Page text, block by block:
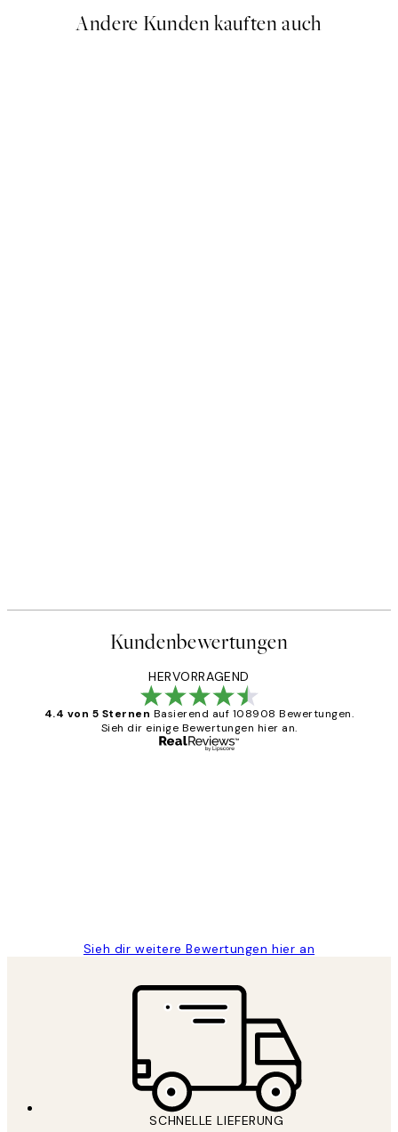
Andere Kunden kauften auch
Kundenbewertungen
HERVORRAGEND
4.4 von 5 Sternen Basierend auf 108908 Bewertungen.
Sieh dir einige Bewertungen hier an.
Sieh dir weitere Bewertungen hier an
SCHNELLE LIEFERUNG